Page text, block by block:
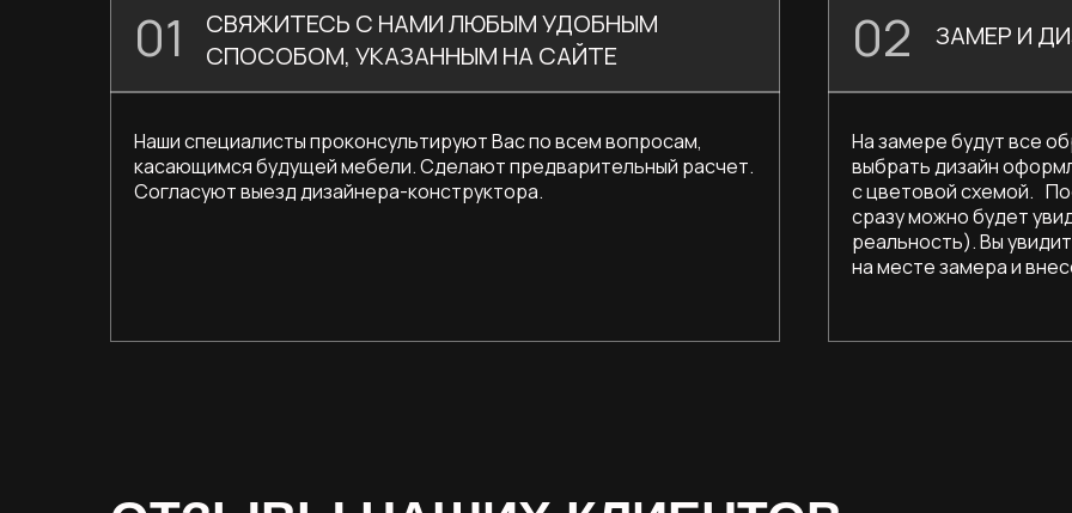
Наши специалисты проконсультируют Вас по всем вопросам,
касающимся будущей мебели. Сделают предварительный расчет.
Согласуют выезд дизайнера-конструктора.
01
СВЯЖИТЕСЬ С НАМИ ЛЮБЫМ УДОБНЫМ
СПОСОБОМ, УКАЗАННЫМ НА САЙТЕ
На замере будут все
выбрать дизайн
с цветовой схемой.
сразу можно будет
реальность). Вы
на месте замера и
02 ЗАМЕР И